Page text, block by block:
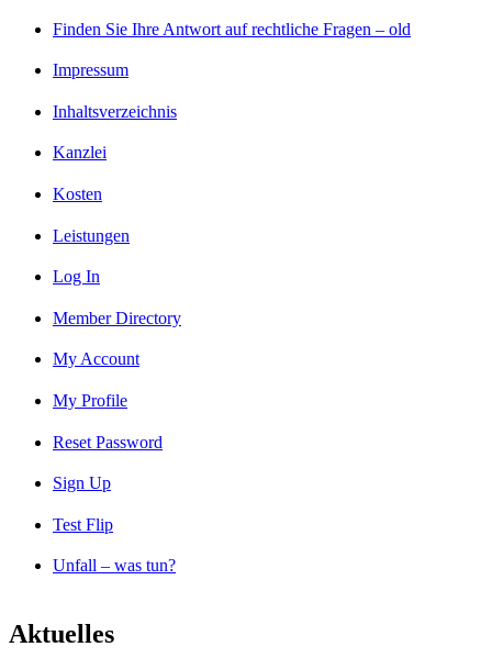
Finden Sie Ihre Antwort auf rechtliche Fragen – old
Impressum
Inhaltsverzeichnis
Kanzlei
Kosten
Leistungen
Log In
Member Directory
My Account
My Profile
Reset Password
Sign Up
Test Flip
Unfall – was tun?
Aktuelles